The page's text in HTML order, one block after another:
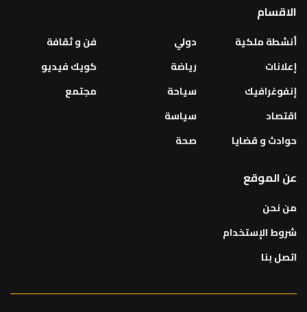
الاقسام
أنشطة ملكية
إعلانات
إنفوغرافيك
اقتصاد
حوادث و قضايا
دولي
رياضة
سياحة
سياسة
صحة
فن و ثقافة
كويك فيديو
مجتمع
عن الموقع
من نحن
شروط الإستخدام
اتصل بنا